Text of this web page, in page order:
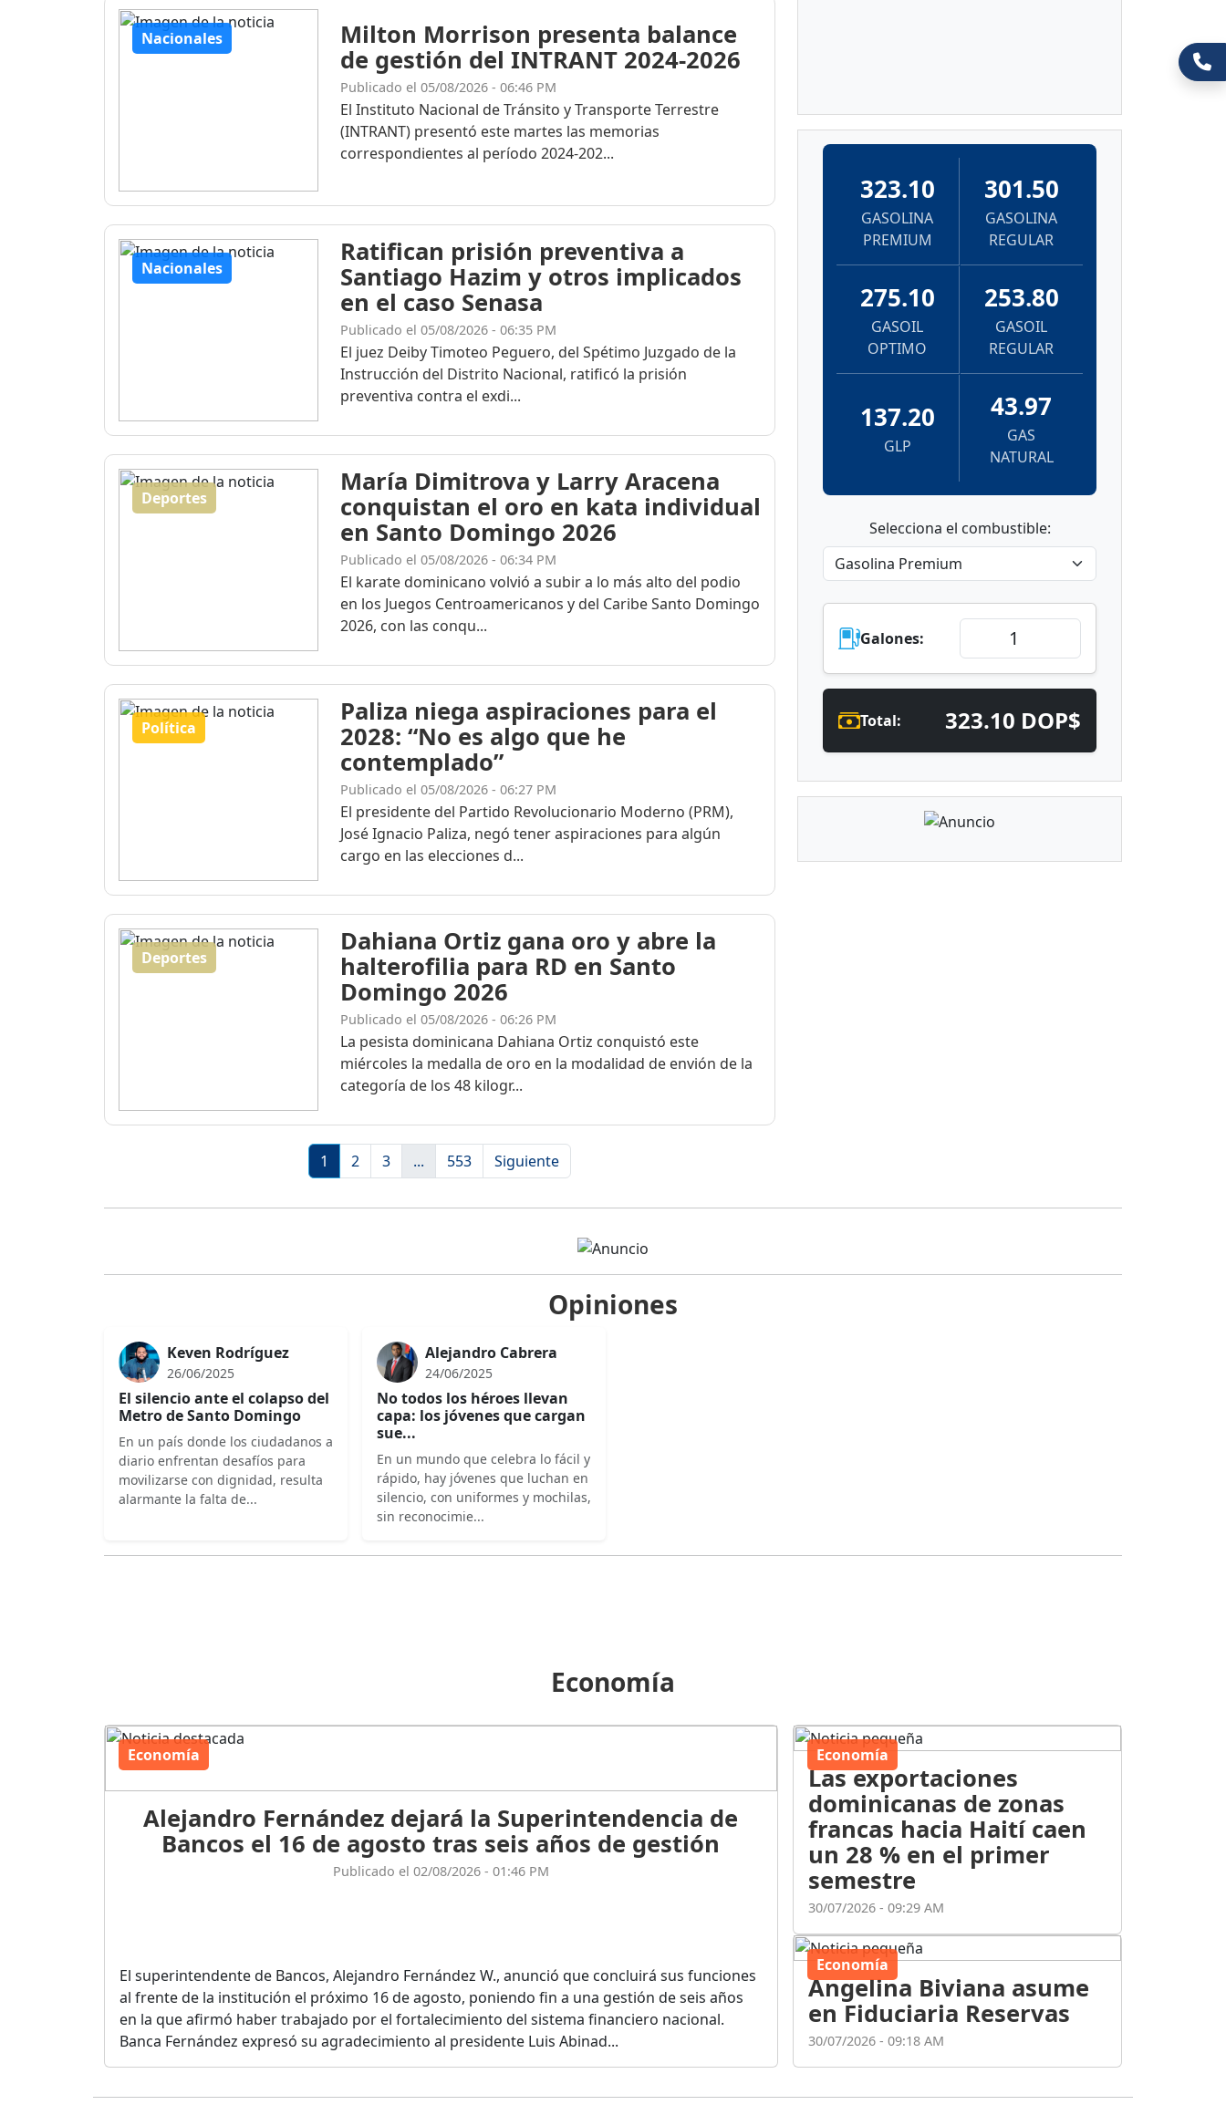
Nacionales
Milton Morrison presenta balance
de gestión del INTRANT 2024-2026
Publicado el 05/08/2026 - 06:46 PM
El Instituto Nacional de Tránsito y Transporte Terrestre
(INTRANT) presentó este martes las memorias
correspondientes al período 2024-202...
Nacionales
Ratifican prisión preventiva a
Santiago Hazim y otros implicados
en el caso Senasa
Publicado el 05/08/2026 - 06:35 PM
El juez Deiby Timoteo Peguero, del Spétimo Juzgado de la
Instrucción del Distrito Nacional, ratificó la prisión
preventiva contra el exdi...
Deportes
María Dimitrova y Larry Aracena
conquistan el oro en kata individual
en Santo Domingo 2026
Publicado el 05/08/2026 - 06:34 PM
El karate dominicano volvió a subir a lo más alto del podio
en los Juegos Centroamericanos y del Caribe Santo Domingo
2026, con las conqu...
Política
Paliza niega aspiraciones para el
2028: “No es algo que he
contemplado”
Publicado el 05/08/2026 - 06:27 PM
El presidente del Partido Revolucionario Moderno (PRM),
José Ignacio Paliza, negó tener aspiraciones para algún
cargo en las elecciones d...
Deportes
Dahiana Ortiz gana oro y abre la
halterofilia para RD en Santo
Domingo 2026
Publicado el 05/08/2026 - 06:26 PM
La pesista dominicana Dahiana Ortiz conquistó este
miércoles la medalla de oro en la modalidad de envión de la
categoría de los 48 kilogr...
1 2 3 ... 553 Siguiente
323.10
GASOLINA
PREMIUM
301.50
GASOLINA
REGULAR
275.10
GASOIL
OPTIMO
253.80
GASOIL
REGULAR
137.20
GLP
43.97
GAS
NATURAL
Selecciona el combustible:
Galones:
Total: 323.10 DOP$
Opiniones
Keven Rodríguez
26/06/2025
El silencio ante el colapso del
Metro de Santo Domingo
En un país donde los ciudadanos a
diario enfrentan desafíos para
movilizarse con dignidad, resulta
alarmante la falta de...
Alejandro Cabrera
24/06/2025
No todos los héroes llevan
capa: los jóvenes que cargan
sue...
En un mundo que celebra lo fácil y
rápido, hay jóvenes que luchan en
silencio, con uniformes y mochilas,
sin reconocimie...
Economía
Economía
Alejandro Fernández dejará la Superintendencia de
Bancos el 16 de agosto tras seis años de gestión
Publicado el 02/08/2026 - 01:46 PM
El superintendente de Bancos, Alejandro Fernández W., anunció que concluirá sus funciones
al frente de la institución el próximo 16 de agosto, poniendo fin a una gestión de seis años
en la que afirmó haber trabajado por el fortalecimiento del sistema financiero nacional.
Banca Fernández expresó su agradecimiento al presidente Luis Abinad...
Economía
Las exportaciones
dominicanas de zonas
francas hacia Haití caen
un 28 % en el primer
semestre
30/07/2026 - 09:29 AM
Economía
Angelina Biviana asume
en Fiduciaria Reservas
30/07/2026 - 09:18 AM